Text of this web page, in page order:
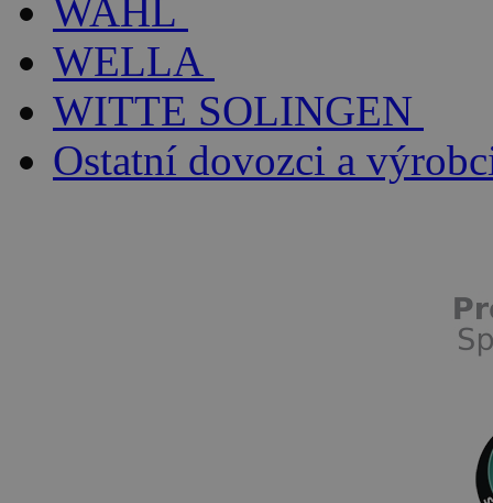
WAHL
WELLA
WITTE SOLINGEN
Ostatní dovozci a